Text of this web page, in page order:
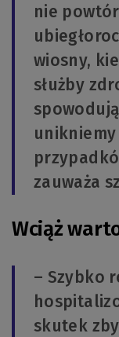
nie
wiosny,
służby
zauważa
Wciąż
– Szybko
skutek